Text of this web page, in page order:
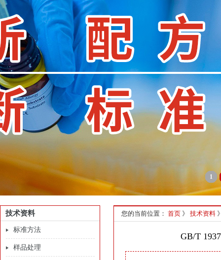
1
技术资料
标准方法
样品处理
您的当前位置： 首页 》 技术资料
GB/T